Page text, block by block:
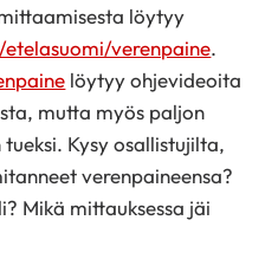
löytyy
verenpaine.
löytyy ohjevideoita
mutta myös paljon
Kysy osallistujilta,
verenpaineensa?
Mikä mittauksessa jäi